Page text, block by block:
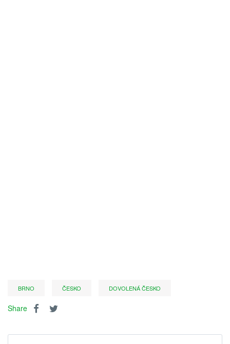
BRNO ČESKO DOVOLENÁ ČESKO
Share